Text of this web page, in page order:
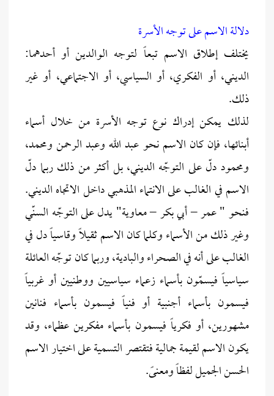
دلالة الاسم على توجه الأسرة
يختلف إطلاق الاسم تبعاً لتوجه الوالدين أو أحدهما:
الديني، أو الفكري، أو السياسي، أو الاجتماعي، أو غير
ذلك.
لذلك يمكن إدراك نوع توجه الأسرة من خلال أسماء
أبنائها، فإن كان الاسم نحو عبد الله وعبد الرحمن ومحمد،
ومحمود دلّ على التوجّه الديني، بل أكثر من ذلك ربما دلّ
الاسم في الغالب على الانتماء المذهبي داخل الاتجاه الديني.
فنحو " عمر – أبي بكر – معاوية" يدل على التوجّه السنّي
وغير ذلك من الأسماء وكلما كان الاسم ثقيلاً وقاسياً دل في
الغالب على أنه في الصحراء والبادية، وربما كان توجّه العائلة
سياسياً فيسمّون بأسماء زعماء سياسيين ووطنيين أو غربياً
فيسمون بأسماء أجنبية أو فنياً فيسمون بأسماء فنانين
مشهورين، أو فكرياً فيسمون بأسماء مفكرين عظماء، وقد
يكون الاسم لقيمة جمالية فتقتصر التسمية على اختيار الاسم
الحسن الجميل لفظاً ومعنىً.